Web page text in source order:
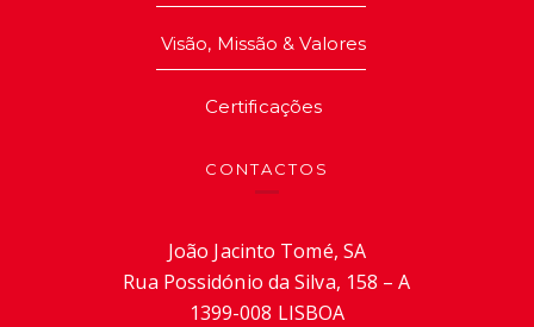
Visão, Missão & Valores
Certificações
CONTACTOS
João Jacinto Tomé, SA
Rua Possidónio da Silva, 158 – A
1399-008 LISBOA